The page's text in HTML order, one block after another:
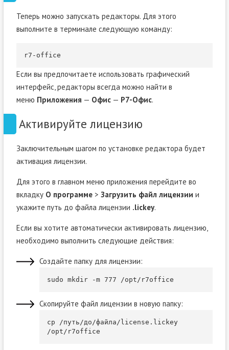
Теперь можно запускать редакторы. Для этого
выполните в терминале следующую команду:
r7 - office
Если вы предпочитаете использовать графический
интерфейс, редакторы всегда можно найти в
меню Приложения — Офис— Р7-Офис.
Активируйте лицензию
Заключительным шагом по установке редактора будет
активация лицензии.
Для этого в главном меню приложения перейдите во
вкладку О программе> Загрузить файл лицензии и
укажите путь до файла лицензии .lickey.
Если вы хотите автоматически активировать лицензию,
необходимо выполнить следующие действия:
Создайте папку для лицензии:
sudo mkdir -m 777 /opt/ r7office
Скопируйте файл лицензии в новую папку:
cp /путь/до/файла/ license .
lickey
/opt/ r7office